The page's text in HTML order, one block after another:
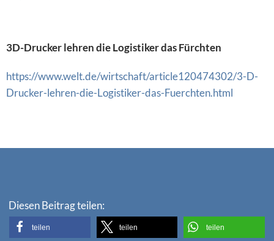
3D-Drucker lehren die Logistiker das Fürchten
https://www.welt.de/wirtschaft/article120474302/3-D-
Drucker-lehren-die-Logistiker-das-Fuerchten.html
Diesen Beitrag teilen:
teilen teilen teilen